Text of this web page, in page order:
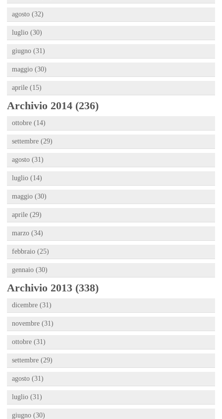
agosto (32)
luglio (30)
giugno (31)
maggio (30)
aprile (15)
Archivio 2014 (236)
ottobre (14)
settembre (29)
agosto (31)
luglio (14)
maggio (30)
aprile (29)
marzo (34)
febbraio (25)
gennaio (30)
Archivio 2013 (338)
dicembre (31)
novembre (31)
ottobre (31)
settembre (29)
agosto (31)
luglio (31)
giugno (30)